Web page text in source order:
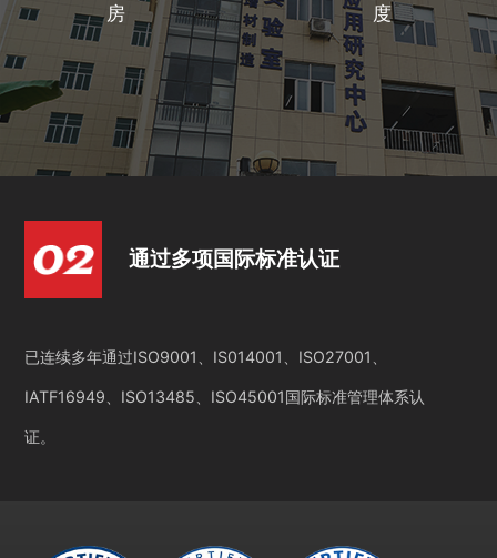
房
度
通过多项国际标准认证
已连续多年通过ISO9001、IS014001、ISO27001、
IATF16949、ISO13485、ISO45001国际标准管理体系认
证。